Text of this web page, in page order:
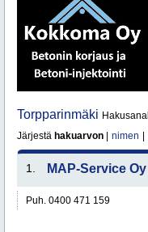
Torpparinmäki
Järjestä hakuarvon nimen
1. MAP-Service Oy
Puh. 0400 471 159